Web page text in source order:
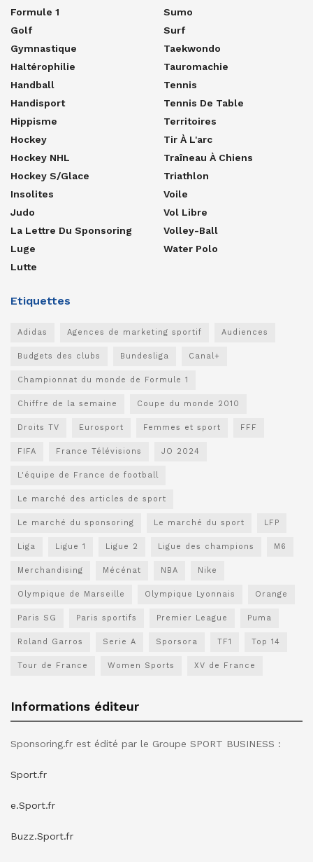
Formule 1
Golf
Gymnastique
Haltérophilie
Handball
Handisport
Hippisme
Hockey
Hockey NHL
Hockey S/glace
Insolites
Judo
La Lettre Du Sponsoring
Luge
Lutte
Sumo
Surf
Taekwondo
Tauromachie
Tennis
Tennis De Table
Territoires
Tir À L'arc
Traîneau À Chiens
Triathlon
Voile
Vol Libre
Volley-Ball
Water Polo
Etiquettes
Adidas Agences de marketing sportif Audiences
Budgets des clubs Bundesliga Canal+
Championnat du monde de Formule 1
Chiffre de la semaine Coupe du monde 2010
Droits TV Eurosport Femmes et sport FFF
FIFA France Télévisions JO 2024
L'équipe de France de football
Le marché des articles de sport
Le marché du sponsoring Le marché du sport LFP
Liga Ligue 1 Ligue 2 Ligue des champions M6
Merchandising Mécénat NBA Nike
Olympique de Marseille Olympique Lyonnais Orange
Paris SG Paris sportifs Premier League Puma
Roland Garros Serie A Sporsora TF1 Top 14
Tour de France Women Sports XV de France
Informations éditeur
Sponsoring.fr est édité par le Groupe SPORT BUSINESS :
Sport.fr
e.Sport.fr
Buzz.Sport.fr